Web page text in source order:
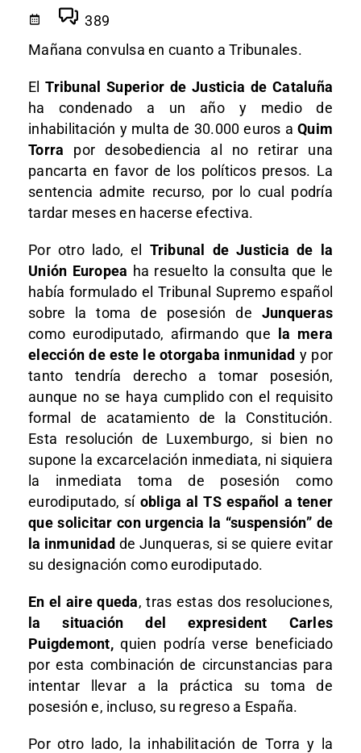
389
Mañana convulsa en cuanto a Tribunales.
ElTribunal Superior de Justicia de Cataluña
ha condenado a un año y medio de
inhabilitación y multa de 30.000 euros a Quim
Torra por desobediencia al no retirar una
pancarta en favor de los políticos presos. La
sentencia admite recurso, por lo cual podría
tardar meses en hacerse efectiva.
Por otro lado, el Tribunal de Justicia de la
Unión Europea ha resuelto la consulta que le
había formulado el Tribunal Supremo español
sobre la toma de posesión de Junqueras
como eurodiputado, afirmando que la mera
elección de este le otorgaba inmunidad y por
tanto tendría derecho a tomar posesión,
aunque no se haya cumplido con el requisito
formal de acatamiento de la Constitución.
Esta resolución de Luxemburgo, si bien no
supone la excarcelación inmediata, ni siquiera
la inmediata toma de posesión como
eurodiputado, sí obliga al TS español a tener
que solicitar con urgencia la “suspensión” de
la inmunidad de Junqueras, si se quiere evitar
su designación como eurodiputado.
En el aire queda, tras estas dos resoluciones,
la situación del expresident Carles
Puigdemont,quien podría verse beneficiado
por esta combinación de circunstancias para
intentar llevar a la práctica su toma de
posesión e, incluso, su regreso a España.
Por otro lado, la inhabilitación de Torra y la